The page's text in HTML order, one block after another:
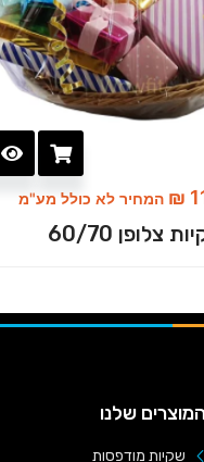
₪ המחיר לא כולל מע"מ
צלופן 60/70
המוצרים שלנו
שקיות מודפסות